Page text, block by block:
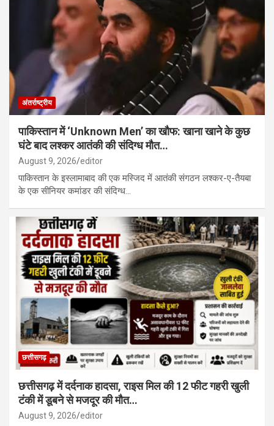
अंतर्राष्ट्रीय
पाकिस्तान में ‘Unknown Men’ का खौफ: खाना खाने के कुछ
घंटे बाद लश्कर आतंकी की संदिग्ध मौत…
August 9, 2026 editor
पाकिस्तान के इस्लामाबाद की एक मस्जिद में आतंकी संगठन लश्कर-ए-तैयबा
के एक सीनियर कमांडर की संदिग्ध…
छत्तीसगढ़
छत्तीसगढ़ में दर्दनाक हादसा, राइस मिल की 12 फीट गहरी खुली
टंकी में डूबने से मजदूर की मौत…
August 9, 2026 editor